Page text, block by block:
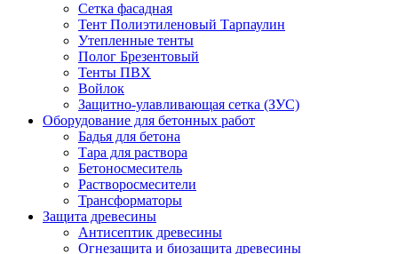
Сетка фасадная
Тент Полиэтиленовый Тарпаулин
Утепленные тенты
Полог Брезентовый
Тенты ПВХ
Войлок
Защитно-улавливающая сетка (ЗУС)
Оборудование для бетонных работ
Бадья для бетона
Тара для раствора
Бетоносмеситель
Растворосмесители
Трансформаторы
Защита древесины
Антисептик древесины
Огнезащита и биозащита древесины